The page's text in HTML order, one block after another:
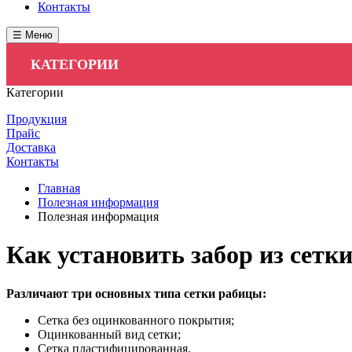
Контакты
☰ Меню
КАТЕГОРИИ
Категории
Продукция
Прайс
Доставка
Контакты
Главная
Полезная информация
Полезная информация
Как установить забор из
Различают три основных типа сетки рабицы:
Сетка без оцинкованного покрытия;
Оцинкованный вид сетки;
Сетка пластифицированная.